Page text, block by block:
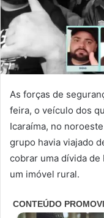
As forças de
feira, o veículo dos
Icaraíma, no
grupo havia viajado
cobrar uma dívida de
um imóvel rural.